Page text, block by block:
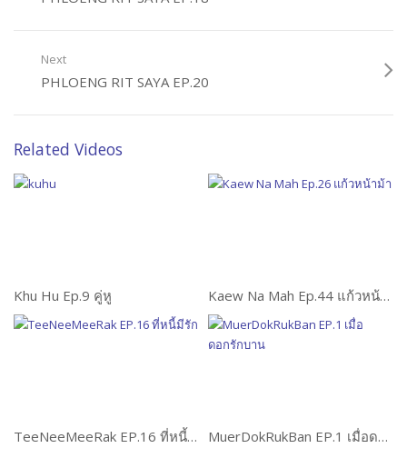
Next
PHLOENG RIT SAYA EP.20
Related Videos
Khu Hu Ep.9 คู่หู Kaew Na Mah Ep.44 แก้วหน้าม้า
TeeNeeMeeRak EP.16 ที่หนี้มีรัก MuerDokRukBan EP.1 เมื่อดอกรักบาน